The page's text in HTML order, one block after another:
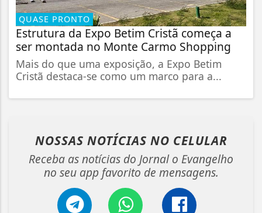
QUASE PRONTO
Estrutura da Expo Betim Cristã começa a
ser montada no Monte Carmo Shopping
Mais do que uma exposição, a Expo Betim
Cristã destaca-se como um marco para a...
NOSSAS NOTÍCIAS NO CELULAR
Receba as notícias do Jornal o Evangelho
no seu app favorito de mensagens.